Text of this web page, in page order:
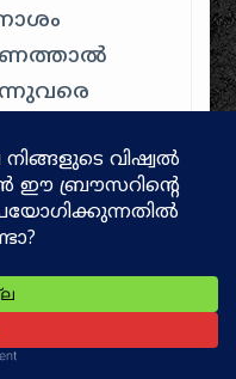
തന്നെ